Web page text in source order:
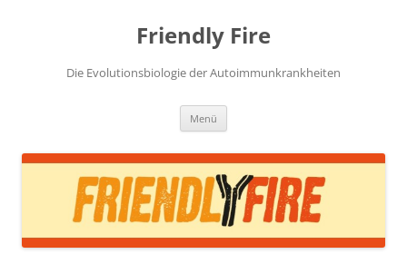
Friendly Fire
Die Evolutionsbiologie der Autoimmunkrankheiten
Menü